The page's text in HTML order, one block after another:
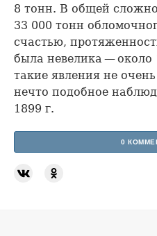
8 тонн. В общей
33 000 тонн
счастью,
была невелика — около
такие явления не
нечто подобное
1899 г.
0